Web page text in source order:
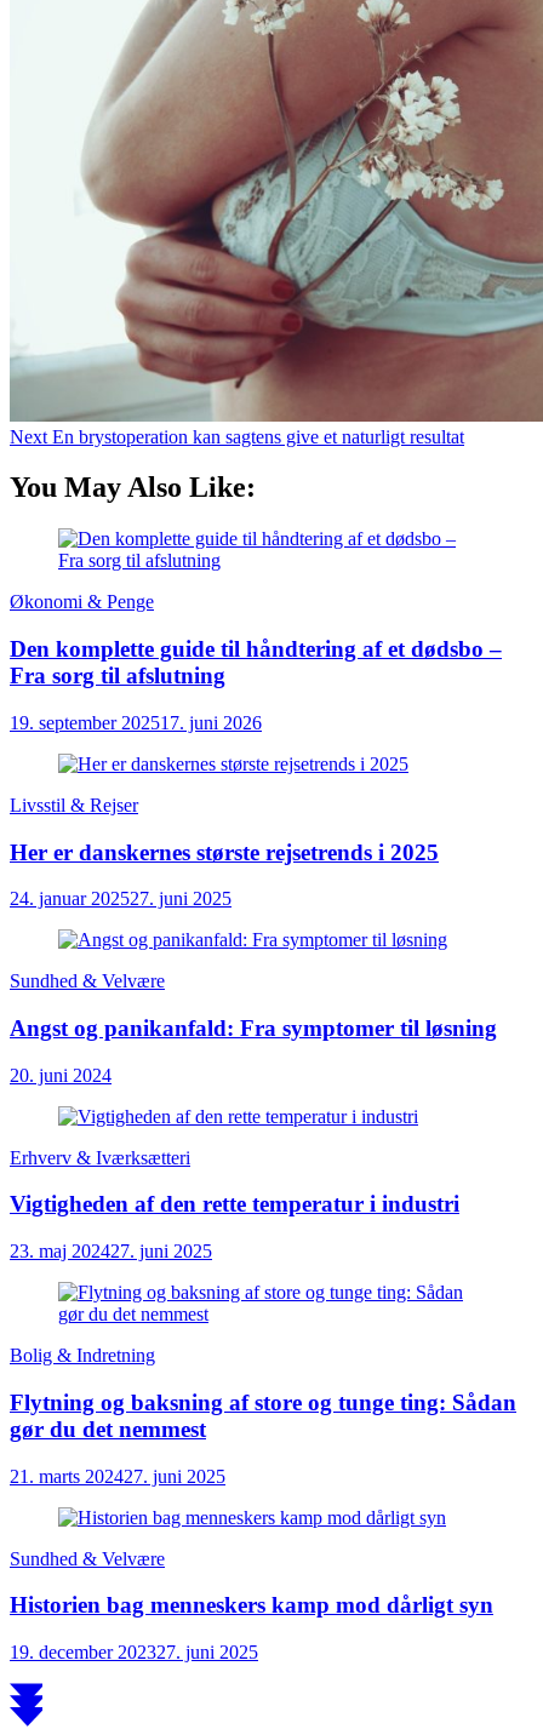
Next En brystoperation kan sagtens give et naturligt resultat
You May Also Like:
Økonomi & Penge
Den komplette guide til håndtering af et dødsbo –
Fra sorg til afslutning
19. september 202517. juni 2026
Livsstil & Rejser
Her er danskernes største rejsetrends i 2025
24. januar 202527. juni 2025
Sundhed & Velvære
Angst og panikanfald: Fra symptomer til løsning
20. juni 2024
Erhverv & Iværksætteri
Vigtigheden af den rette temperatur i industri
23. maj 202427. juni 2025
Bolig & Indretning
Flytning og baksning af store og tunge ting: Sådan
gør du det nemmest
21. marts 202427. juni 2025
Sundhed & Velvære
Historien bag menneskers kamp mod dårligt syn
19. december 202327. juni 2025
Scroll
to